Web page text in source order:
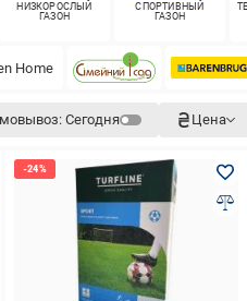
НИЗКОРОСЛЫЙ
ГАЗОН
СПОРТИВНЫЙ
ГАЗОН
Home
Сегодня Цена